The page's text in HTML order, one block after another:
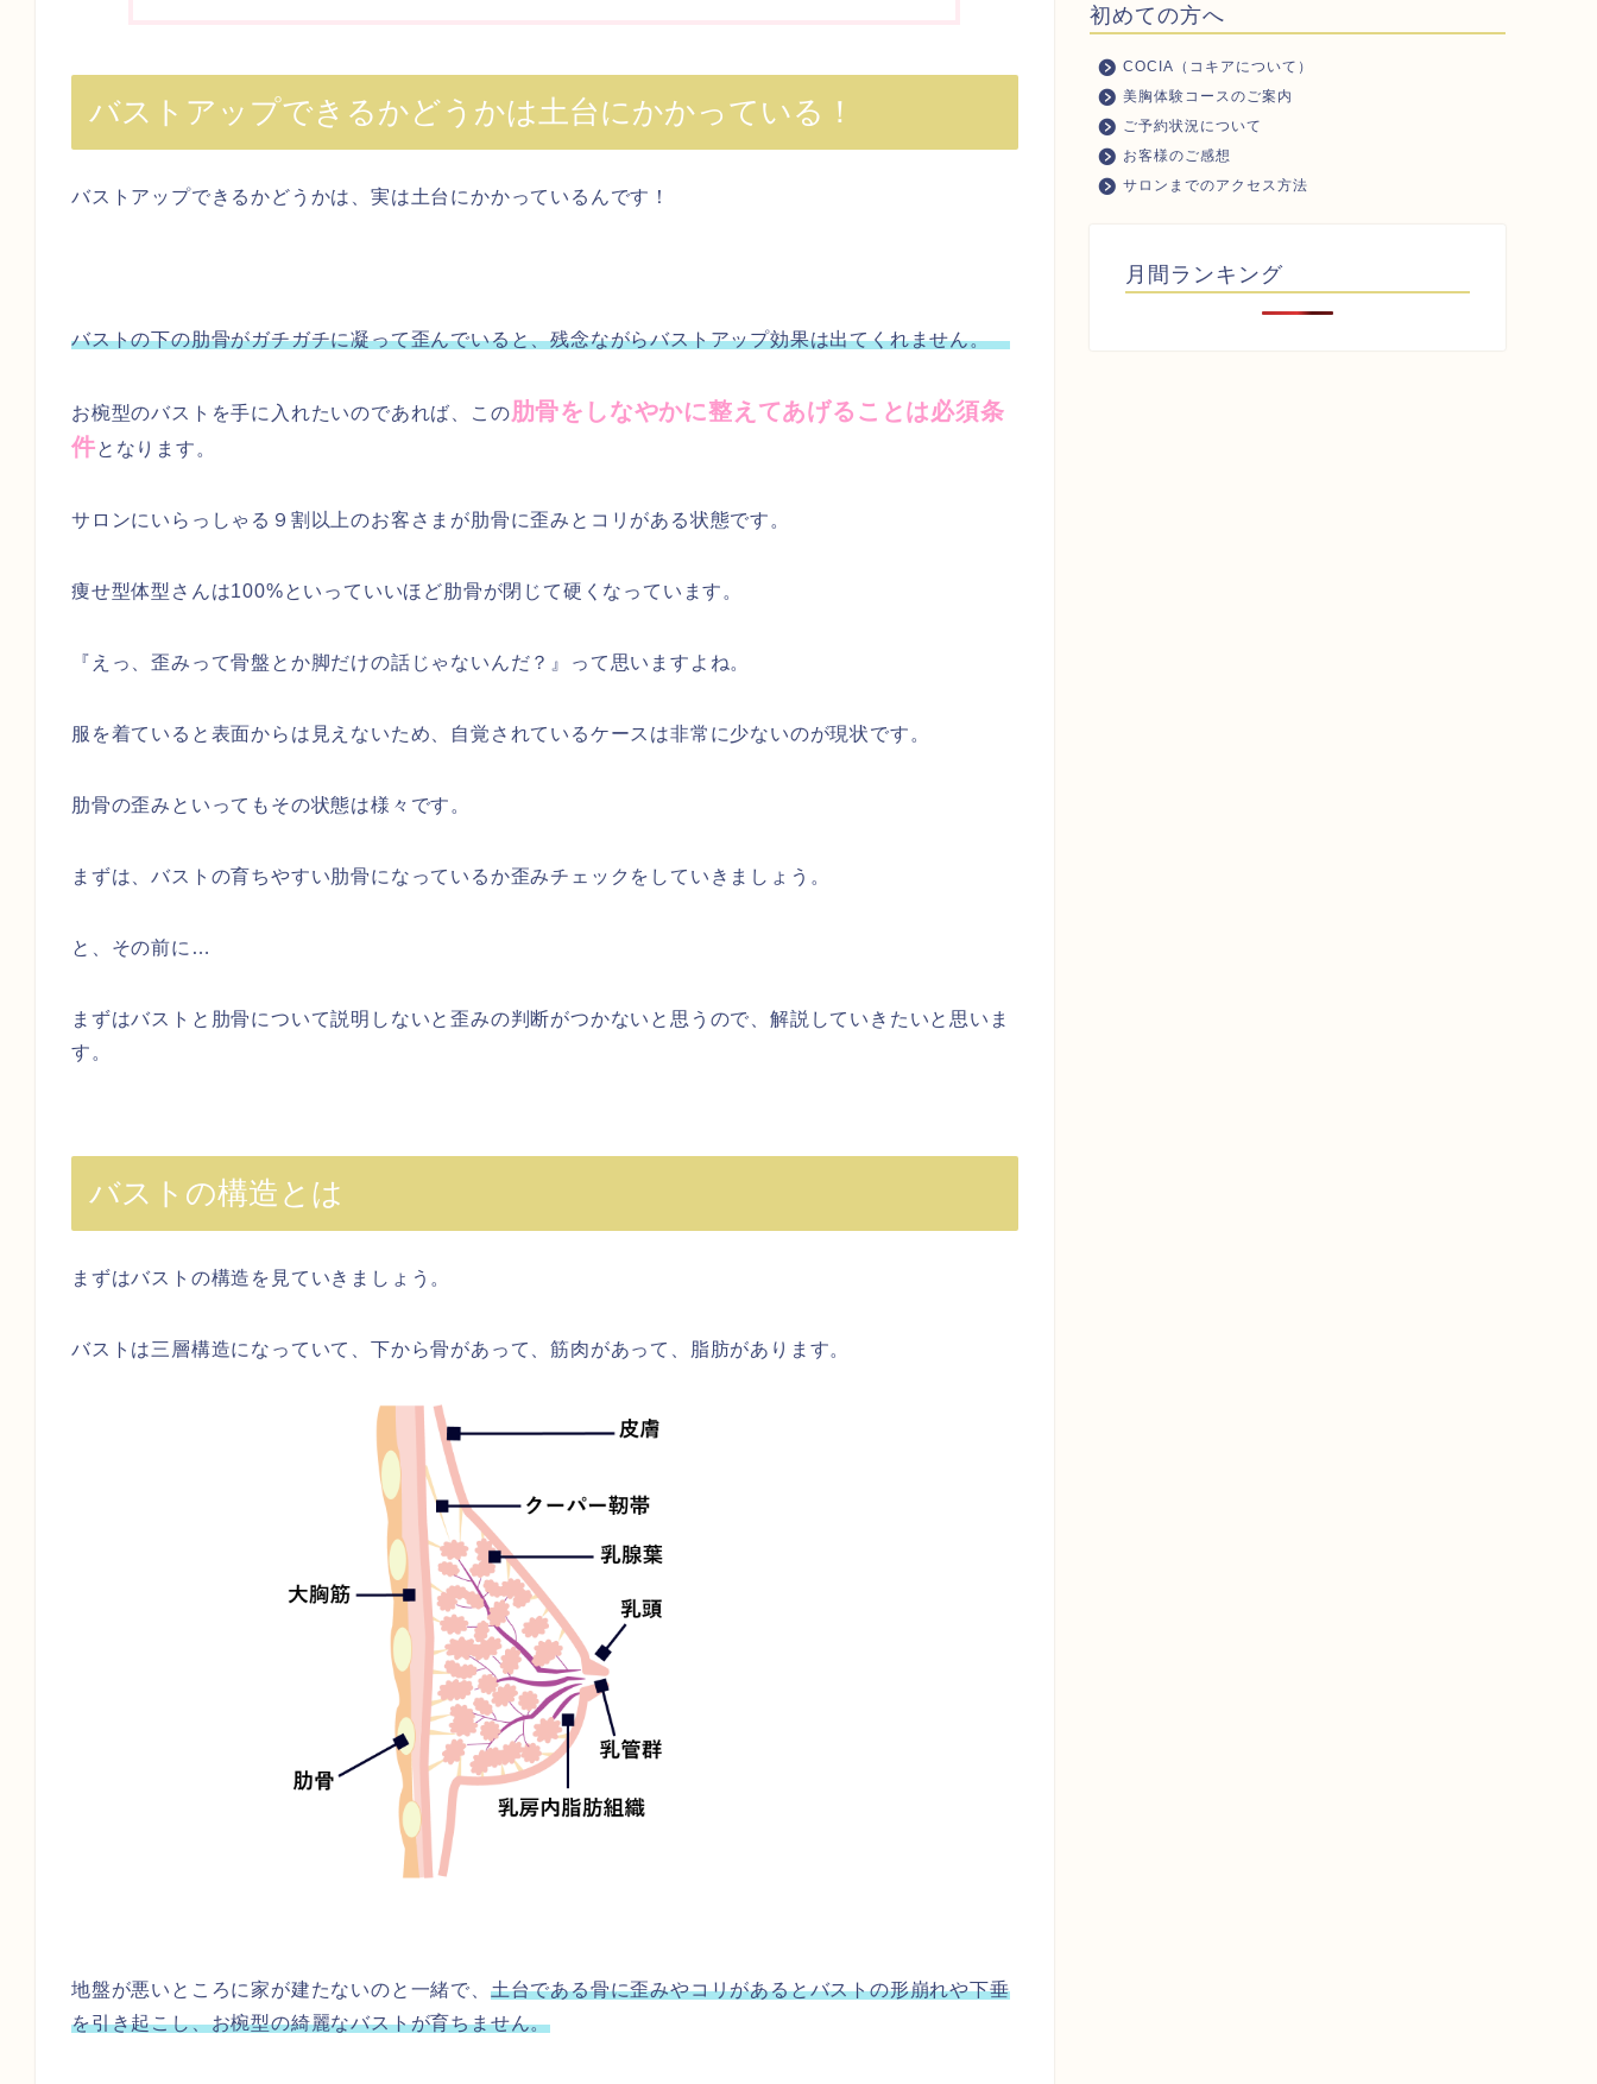
バストアップできるかどうかは土台にかかっている！
バストアップできるかどうかは、実は土台にかかっているんです！
バストの下の肋骨がガチガチに凝って歪んでいると、残念ながらバストアップ効果は出てくれません。
お椀型のバストを手に入れたいのであれば、この肋骨をしなやかに整えてあげることは必須条
件となります。
サロンにいらっしゃる９割以上のお客さまが肋骨に歪みとコリがある状態です。
痩せ型体型さんは100%といっていいほど肋骨が閉じて硬くなっています。
『えっ、歪みって骨盤とか脚だけの話じゃないんだ？』って思いますよね。
服を着ていると表面からは見えないため、自覚されているケースは非常に少ないのが現状です。
肋骨の歪みといってもその状態は様々です。
まずは、バストの育ちやすい肋骨になっているか歪みチェックをしていきましょう。
と、その前に…
まずはバストと肋骨について説明しないと歪みの判断がつかないと思うので、解説していきたいと思いま
す。
バストの構造とは
まずはバストの構造を見ていきましょう。
バストは三層構造になっていて、 下から骨があって、筋肉があって、脂肪があります。
地盤が悪いところに家が建たないのと一緒で、 土台である骨に歪みやコリがあるとバストの形崩れや下垂
を引き起こし、お椀型の綺麗なバストが育ちません。
初めての方へ
COCIA（コキアについて）
美胸体験コースのご案内
ご予約状況について
お客様のご感想
サロンまでのアクセス方法
月間ランキング